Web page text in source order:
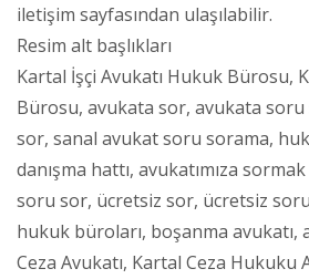
iletişim sayfasından ulaşılabilir.
Resim alt başlıkları
Kartal İşçi Avukatı Hukuk Bürosu,
Bürosu, avukata sor, avukata
sor, sanal avukat soru sorama,
danışma hattı, avukatımıza
soru sor, ücretsiz sor, ücretsiz
hukuk büroları, boşanma avukatı,
Ceza Avukatı, Kartal Ceza Hukuku